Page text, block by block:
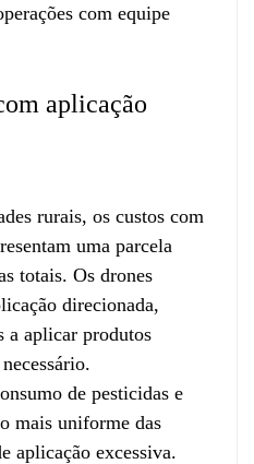
com equipe
aplicação
rurais, os custos com
uma parcela
totais. Os drones
direcionada,
a aplicar produtos
de pesticidas e
mais uniforme das
aplicação excessiva.